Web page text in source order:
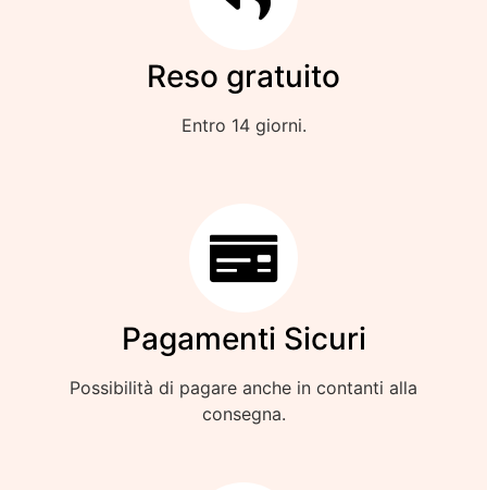
Reso gratuito
Entro 14 giorni.
Pagamenti Sicuri
Possibilità di pagare anche in contanti alla
consegna.